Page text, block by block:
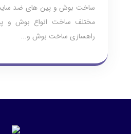
ساخت بوش و پين هاي ضد سايش
مختلف ساخت انواع بوش و
راهسازی ساخت بوش و...